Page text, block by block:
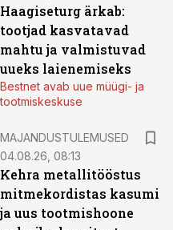
Haagiseturg ärkab:
tootjad kasvatavad
mahtu ja valmistuvad
uueks laienemiseks
Bestnet avab uue müügi- ja
tootmiskeskuse
MAJANDUSTULEMUSED
04.08.26, 08:13
Kehra metallitööstus
mitmekordistas kasumi
ja uus tootmishoone